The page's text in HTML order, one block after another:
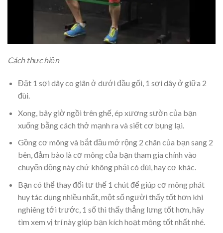
Cách thực hiện
Đặt 1 sợi dây co giãn ở dưới đầu gối, 1 sợi dây ở giữa 2
đùi.
Xong, bây giờ ngồi trên ghế, ép xương sườn của bạn
xuống bằng cách thở mạnh ra và siết cơ bụng lại.
Gồng cơ mông và bắt đầu mở rộng 2 chân của bạn sang 2
bên, đảm bào là cơ mông của bạn tham gia chính vào
chuyển động này chứ không phải có đùi, hay cơ khác.
Bạn có thể thay đổi tư thế 1 chút để giúp cơ mông phát
huy tác dụng nhiều nhất, một số người thấy tốt hơn khi
nghiêng tới trước, 1 số thì thấy thẳng lưng tốt hơn, hãy
tìm xem vị trí này giúp bạn kích hoạt mông tốt nhất nhé.